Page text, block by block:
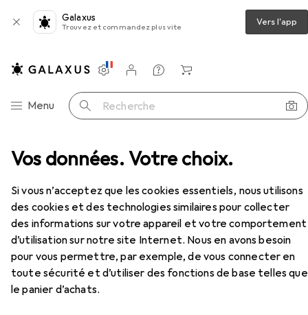
Vos données. Votre choix.
Si vous n’acceptez que les cookies essentiels, nous utilisons
des cookies et des technologies similaires pour collecter
des informations sur votre appareil et votre comportement
d’utilisation sur notre site Internet. Nous en avons besoin
pour vous permettre, par exemple, de vous connecter en
toute sécurité et d’utiliser des fonctions de base telles que
le panier d’achats.
Galaxus
Trouvez et commandez plus vite Vers l'app
Navigation par catégorie
Menu Recherche
Paramètres
Compte client
Listes de comparaison
Listes d'envies
Panier
à six pans Usag Jeu de tournevis à six pans mâle
EUR
189,–
UsagJeu de tournevis à six pans mâle
Accessoires pour Usag Jeu de
tournevis à six pans mâle